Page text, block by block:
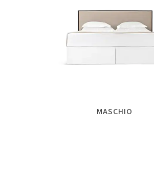
MASCHIO